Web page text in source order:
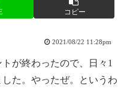
コピー
2021/08/22 11:28pm
が終わったので、日々1
た。やったぜ。というわ